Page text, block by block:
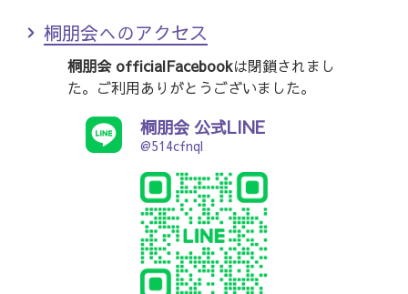
桐朋会へのアクセス
桐朋会 officialFacebookは閉鎖されまし
た。ご利用ありがとうございました。
桐朋会 公式LINE
@514cfnql